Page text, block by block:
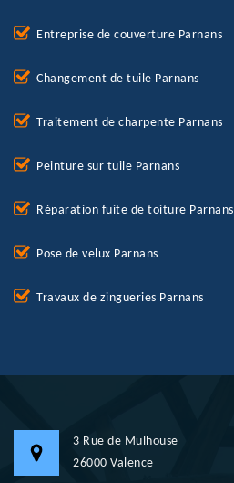
Entreprise de couverture Parnans
Changement de tuile Parnans
Traitement de charpente Parnans
Peinture sur tuile Parnans
Réparation fuite de toiture Parnans
Pose de velux Parnans
Travaux de zingueries Parnans
3 Rue de Mulhouse
26000 Valence